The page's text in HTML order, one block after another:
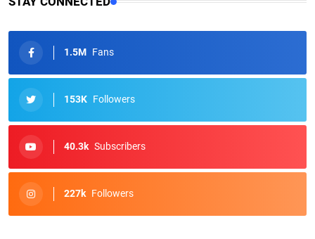
1.5M Fans
153K Followers
40.3k Subscribers
227k Followers